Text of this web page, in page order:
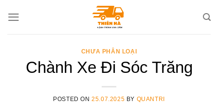
CHƯA PHÂN LOẠI
Chành Xe Đi Sóc Trăng
POSTED ON25.07.2025 BY QUANTRI